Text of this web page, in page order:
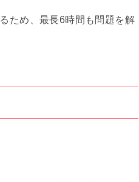
ため、最長6時間も問題を解